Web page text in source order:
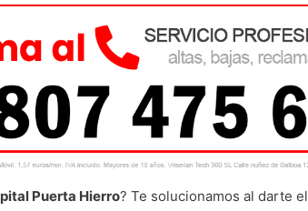
Puerta Hierro? Te solucionamos al darte el